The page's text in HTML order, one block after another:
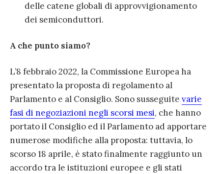
delle catene globali di approvvigionamento
dei semiconduttori.
A che punto siamo?
L’8 febbraio 2022, la Commissione Europea ha
presentato la proposta di regolamento al
Parlamento e al Consiglio. Sono susseguite varie
fasi di negoziazioni negli scorsi mesi, che hanno
portato il Consiglio ed il Parlamento ad apportare
numerose modifiche alla proposta: tuttavia, lo
scorso 18 aprile, è stato finalmente raggiunto un
accordo tra le istituzioni europee e gli stati